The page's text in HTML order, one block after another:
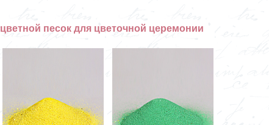
цветной песок для цветочной церемонии